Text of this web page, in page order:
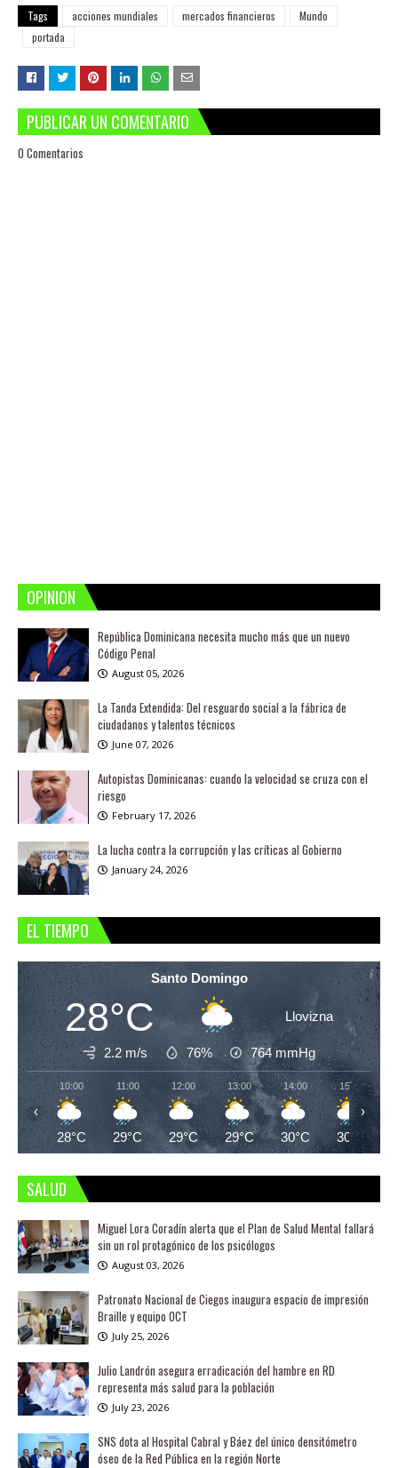
Tags acciones mundiales mercados financieros
Mundo
portada
PUBLICAR UN COMENTARIO
0 Comentarios
OPINION
República Dominicana necesita mucho más que un nuevo
Código Penal
August 05, 2026
La Tanda Extendida: Del resguardo social a la fábrica de
ciudadanos y talentos técnicos
June 07, 2026
Autopistas Dominicanas: cuando la velocidad se cruza con el
riesgo
February 17, 2026
La lucha contra la corrupción y las críticas al Gobierno
January 24, 2026
EL TIEMPO
Santo Domingo
28°C Llovizna
2.2 m/s 76% 764mmHg
10:00
28°C
11:00
29°C
12:00
29°C
13:00
29°C
14:00
30°C
15:00
30°C
‹ ›
SALUD
Miguel Lora Coradín alerta que el Plan de Salud Mental fallará
sin un rol protagónico de los psicólogos
August 03, 2026
Patronato Nacional de Ciegos inaugura espacio de impresión
Braille y equipo OCT
July 25, 2026
Julio Landrón asegura erradicación del hambre en RD
representa más salud para la población
July 23, 2026
SNS dota al Hospital Cabral y Báez del único densitómetro
óseo de la Red Pública en la región Norte